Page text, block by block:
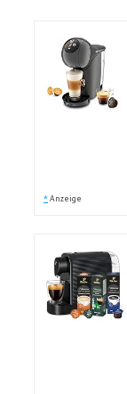
* Anzeige